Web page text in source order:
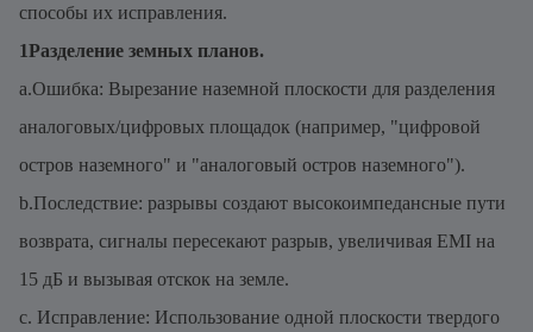
способы их исправления.
1Разделение земных планов.
a.Ошибка: Вырезание наземной плоскости для разделения
аналоговых/цифровых площадок (например, "цифровой
остров наземного" и "аналоговый остров наземного").
b.Последствие: разрывы создают высокоимпедансные пути
возврата, сигналы пересекают разрыв, увеличивая EMI на
15 дБ и вызывая отскок на земле.
c. Исправление: Использование одной плоскости твердого